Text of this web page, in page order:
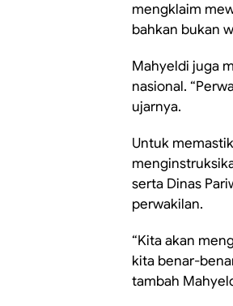
mengklaim
bahkan bukan
Mahyeldi juga
nasional.
ujarnya.
Untuk
serta Dinas
perwakilan.
“Kita akan
kita benar-
tambah